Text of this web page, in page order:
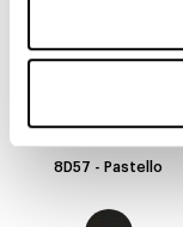
8D60 - Pastello
8D57 - Pastello